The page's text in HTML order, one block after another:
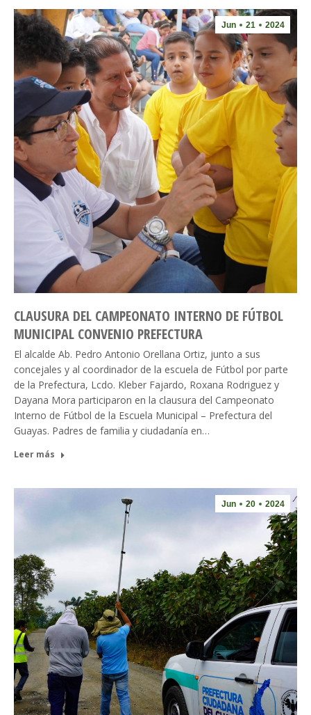
Jun 21 2024
CLAUSURA DEL CAMPEONATO INTERNO DE FÚTBOL
MUNICIPAL CONVENIO PREFECTURA
El alcalde Ab. Pedro Antonio Orellana Ortiz, junto a sus
concejales y al coordinador de la escuela de Fútbol por parte
de la Prefectura, Lcdo. Kleber Fajardo, Roxana Rodriguez y
Dayana Mora participaron en la clausura del Campeonato
Interno de Fútbol de la Escuela Municipal – Prefectura del
Guayas. Padres de familia y ciudadanía en…
Leer más
Jun 20 2024